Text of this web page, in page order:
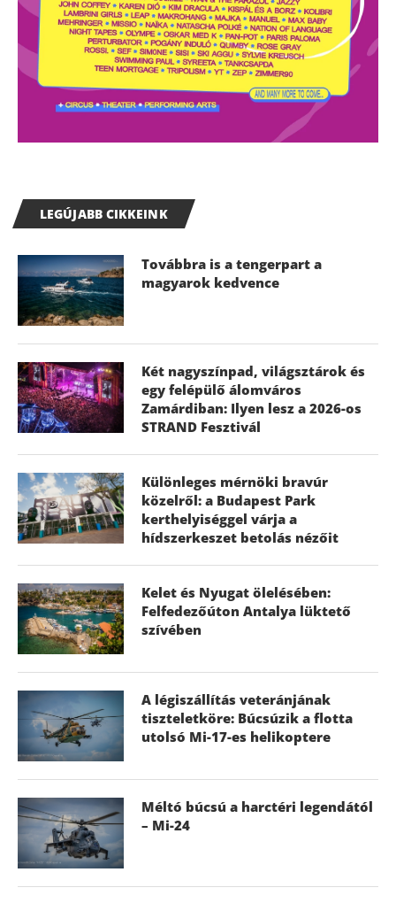
LEGÚJABB CIKKEINK
Továbbra is a tengerpart a
magyarok kedvence
Két nagyszínpad, világsztárok és
egy felépülő álomváros
Zamárdiban: Ilyen lesz a 2026-os
STRAND Fesztivál
Különleges mérnöki bravúr
közelről: a Budapest Park
kerthelyiséggel várja a
hídszerkeszet betolás nézőit
Kelet és Nyugat ölelésében:
Felfedezőúton Antalya lüktető
szívében
A légiszállítás veteránjának
tiszteletköre: Búcsúzik a flotta
utolsó Mi-17-es helikoptere
Méltó búcsú a harctéri legendától
– Mi-24